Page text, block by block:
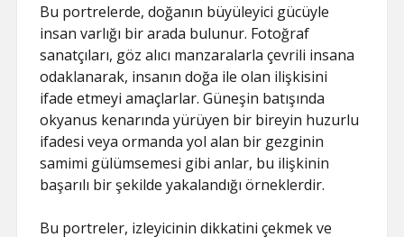
Bu portrelerde, doğanın büyüleyici gücüyle
insan varlığı bir arada bulunur. Fotoğraf
sanatçıları, göz alıcı manzaralarla çevrili insana
odaklanarak, insanın doğa ile olan ilişkisini
ifade etmeyi amaçlarlar. Güneşin batışında
okyanus kenarında yürüyen bir bireyin huzurlu
ifadesi veya ormanda yol alan bir gezginin
samimi gülümsemesi gibi anlar, bu ilişkinin
başarılı bir şekilde yakalandığı örneklerdir.
Bu portreler, izleyicinin dikkatini çekmek ve